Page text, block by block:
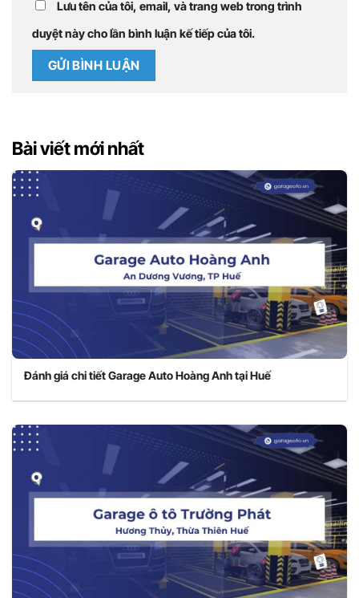
Lưu tên của tôi, email, và trang web trong trình
duyệt này cho lần bình luận kế tiếp của tôi.
Bài viết mới nhất
Đánh giá chi tiết Garage Auto Hoàng Anh tại Huế